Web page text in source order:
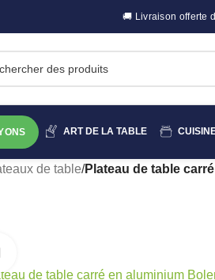
🚚 Livraison offerte
ART DE LA TABLE
de table/Plateau de table